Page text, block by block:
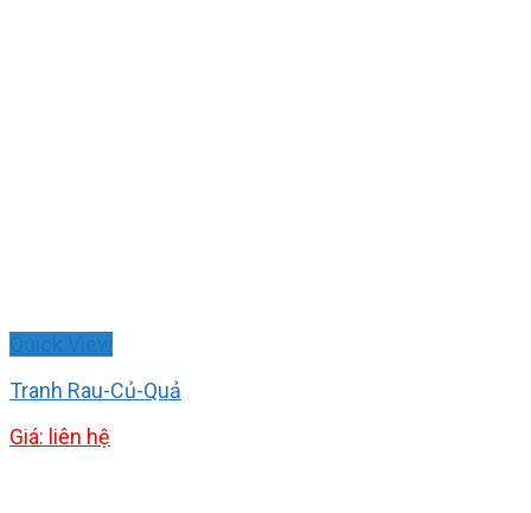
Tranh Rau-Củ-Quả
Giá: liên hệ